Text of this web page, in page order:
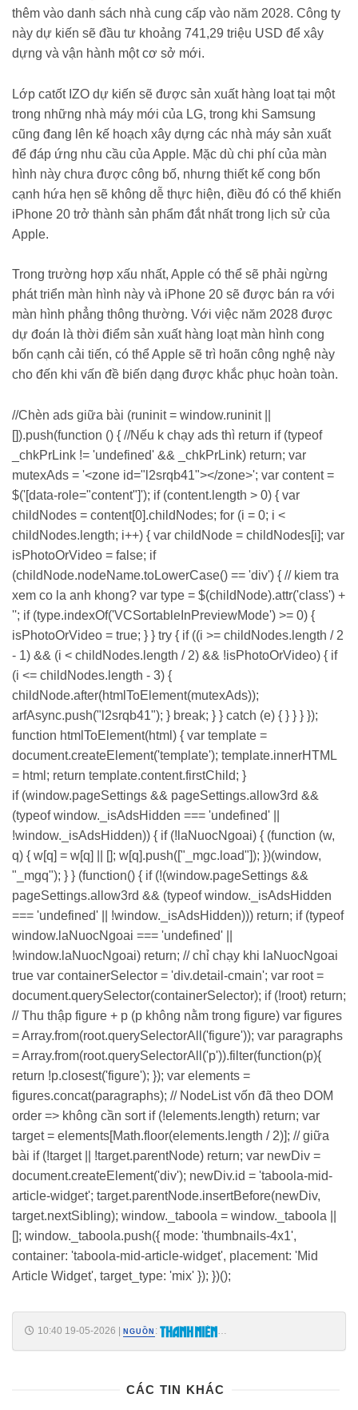
thêm vào danh sách nhà cung cấp vào năm 2028. Công ty
này dự kiến sẽ đầu tư khoảng 741,29 triệu USD để xây
dựng và vận hành một cơ sở mới.
Lớp catốt IZO dự kiến sẽ được sản xuất hàng loạt tại một
trong những nhà máy mới của LG, trong khi Samsung
cũng đang lên kế hoạch xây dựng các nhà máy sản xuất
để đáp ứng nhu cầu của Apple. Mặc dù chi phí của màn
hình này chưa được công bố, nhưng thiết kế cong bốn
cạnh hứa hẹn sẽ không dễ thực hiện, điều đó có thể khiến
iPhone 20 trở thành sản phẩm đắt nhất trong lịch sử của
Apple.
Trong trường hợp xấu nhất, Apple có thể sẽ phải ngừng
phát triển màn hình này và iPhone 20 sẽ được bán ra với
màn hình phẳng thông thường. Với việc năm 2028 được
dự đoán là thời điểm sản xuất hàng loạt màn hình cong
bốn cạnh cải tiến, có thể Apple sẽ trì hoãn công nghệ này
cho đến khi vấn đề biến dạng được khắc phục hoàn toàn.
//Chèn ads giữa bài (runinit = window.runinit ||
[]).push(function () { //Nếu k chạy ads thì return if (typeof
_chkPrLink != 'undefined' && _chkPrLink) return; var
mutexAds = '<zone id="l2srqb41"></zone>'; var content =
$('[data-role="content"]'); if (content.length > 0) { var
childNodes = content[0].childNodes; for (i = 0; i <
childNodes.length; i++) { var childNode = childNodes[i]; var
isPhotoOrVideo = false; if
(childNode.nodeName.toLowerCase() == 'div') { // kiem tra
xem co la anh khong? var type = $(childNode).attr('class') +
''; if (type.indexOf('VCSortableInPreviewMode') >= 0) {
isPhotoOrVideo = true; } } try { if ((i >= childNodes.length / 2
- 1) && (i < childNodes.length / 2) && !isPhotoOrVideo) { if
(i <= childNodes.length - 3) {
childNode.after(htmlToElement(mutexAds));
arfAsync.push("l2srqb41"); } break; } } catch (e) { } } } });
function htmlToElement(html) { var template =
document.createElement('template'); template.innerHTML
= html; return template.content.firstChild; }
if (window.pageSettings && pageSettings.allow3rd &&
(typeof window._isAdsHidden === 'undefined' ||
!window._isAdsHidden)) { if (!laNuocNgoai) { (function (w,
q) { w[q] = w[q] || []; w[q].push(["_mgc.load"]); })(window,
"_mgq"); } } (function() { if (!(window.pageSettings &&
pageSettings.allow3rd && (typeof window._isAdsHidden
=== 'undefined' || !window._isAdsHidden))) return; if (typeof
window.laNuocNgoai === 'undefined' ||
!window.laNuocNgoai) return; // chỉ chạy khi laNuocNgoai
true var containerSelector = 'div.detail-cmain'; var root =
document.querySelector(containerSelector); if (!root) return;
// Thu thập figure + p (p không nằm trong figure) var figures
= Array.from(root.querySelectorAll('figure')); var paragraphs
= Array.from(root.querySelectorAll('p')).filter(function(p){
return !p.closest('figure'); }); var elements =
figures.concat(paragraphs); // NodeList vốn đã theo DOM
order => không cần sort if (!elements.length) return; var
target = elements[Math.floor(elements.length / 2)]; // giữa
bài if (!target || !target.parentNode) return; var newDiv =
document.createElement('div'); newDiv.id = 'taboola-mid-
article-widget'; target.parentNode.insertBefore(newDiv,
target.nextSibling); window._taboola = window._taboola ||
[]; window._taboola.push({ mode: 'thumbnails-4x1',
container: 'taboola-mid-article-widget', placement: 'Mid
Article Widget', target_type: 'mix' }); })();
10:40 19-05-2026 | NGUỒN :
CÁC TIN KHÁC